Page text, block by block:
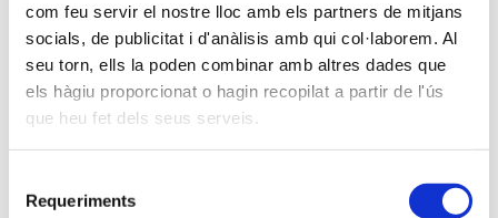
com feu servir el nostre lloc amb els partners de mitjans
socials, de publicitat i d'anàlisis amb qui col·laborem. Al
seu torn, ells la poden combinar amb altres dades que
els hàgiu proporcionat o hagin recopilat a partir de l'ús
que heu fet dels seus serveis.
Requeriments
24-10-2025
La APttCB ve a los autónomos “en el punto de mira”
fiscal
07-05-2025